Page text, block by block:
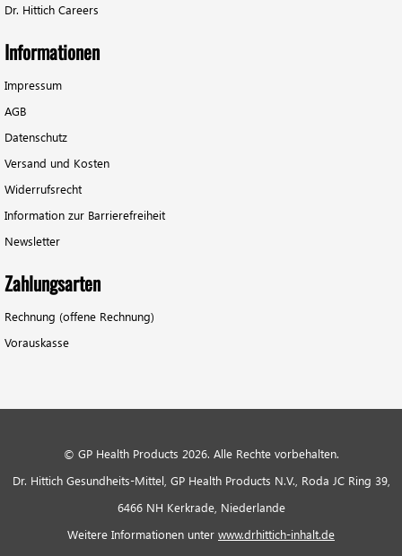
Dr. Hittich Careers
Informationen
Impressum
AGB
Datenschutz
Versand und Kosten
Widerrufsrecht
Information zur Barrierefreiheit
Newsletter
Zahlungsarten
Rechnung (offene Rechnung)
Vorauskasse
© GP Health Products 2026. Alle Rechte vorbehalten.
Dr. Hittich Gesundheits-Mittel, GP Health Products N.V., Roda JC Ring 39,
6466 NH Kerkrade, Niederlande
Weitere Informationen unter www.drhittich-inhalt.de